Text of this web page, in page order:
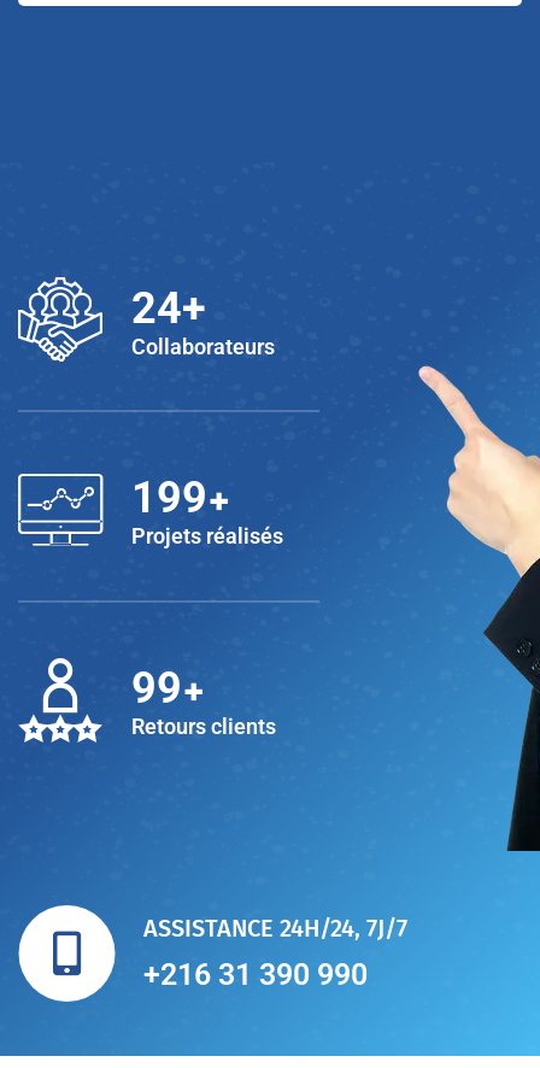
25+
Collaborateurs
200+
Projets réalisés
100
Retours clients
ASSISTANCE 24H/24, 7J/7
+216 31 390 990